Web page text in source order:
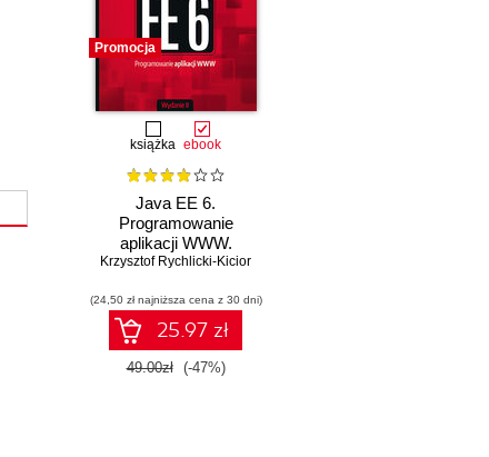
Promocja
książka ebook
Java EE 6.
Programowanie
aplikacji WWW.
Wydanie II
Krzysztof Rychlicki-Kicior
(24,50 zł najniższa cena z 30 dni)
25.97 zł
49.00zł (-47%)